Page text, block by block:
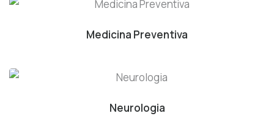
Medicina Preventiva
Neurologia